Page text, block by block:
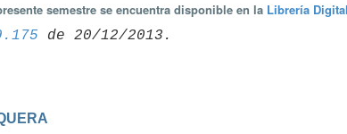
semestre se encuentra disponible en la Librería Digital